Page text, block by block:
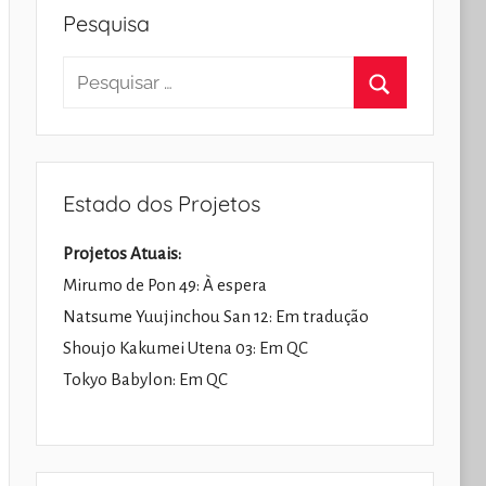
Pesquisa
Pesquisar
Estado dos Projetos
Projetos Atuais:
Mirumo de Pon 49: À espera
Natsume Yuujinchou San 12: Em tradução
Shoujo Kakumei Utena 03: Em QC
Tokyo Babylon: Em QC